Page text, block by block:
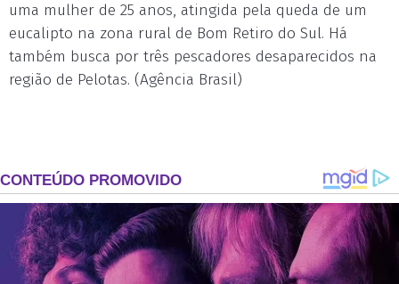
uma mulher de 25 anos, atingida pela queda de um
eucalipto na zona rural de Bom Retiro do Sul. Há
também busca por três pescadores desaparecidos na
região de Pelotas. (Agência Brasil)